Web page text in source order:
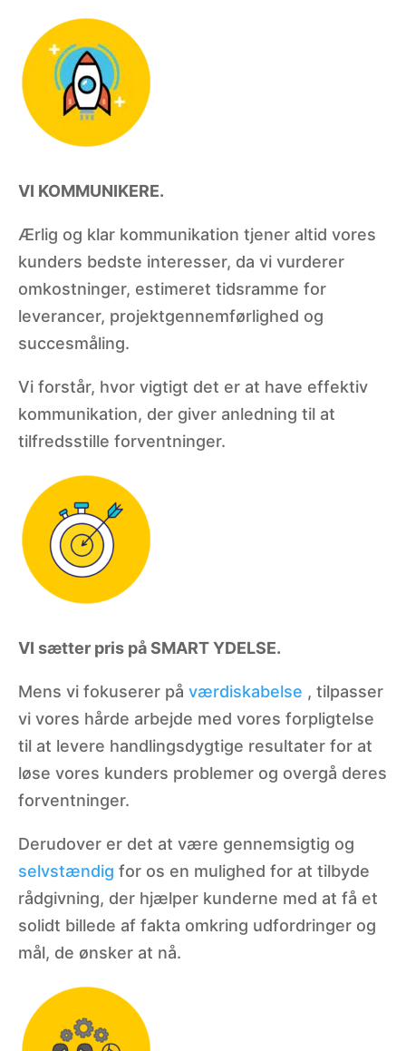
VI KOMMUNIKERE.
Ærlig og klar kommunikation tjener altid vores
kunders bedste interesser, da vi vurderer
omkostninger, estimeret tidsramme for
leverancer, projektgennemførlighed og
succesmåling.
Vi forstår, hvor vigtigt det er at have effektiv
kommunikation, der giver anledning til at
tilfredsstille forventninger.
VI sætter pris på SMART YDELSE.
Mens vi fokuserer på værdiskabelse , tilpasser
vi vores hårde arbejde med vores forpligtelse
til at levere handlingsdygtige resultater for at
løse vores kunders problemer og overgå deres
forventninger.
Derudover er det at være gennemsigtig og
selvstændig for os en mulighed for at tilbyde
rådgivning, der hjælper kunderne med at få et
solidt billede af fakta omkring udfordringer og
mål, de ønsker at nå.